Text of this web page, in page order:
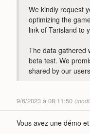
We kindly request
optimizing the
link of Tarisland to
The data gathered
beta test. We
shared by our
9/6/2023 à 08:11:50
Vous avez une démo